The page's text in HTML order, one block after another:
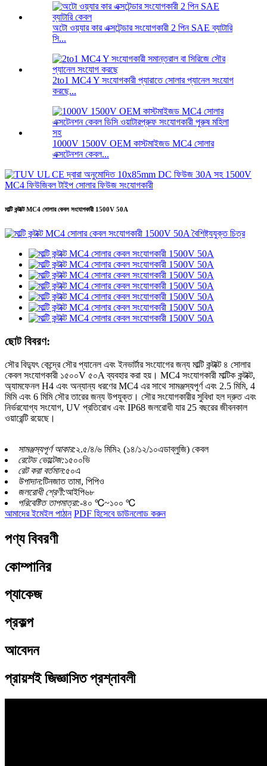
অটো ওয়্যার কার এক্সটেন্ডার সংযোগকারী 2 পিন SAE ব্যাটারি
সি...
2to1 MC4 Y সংযোগকারী প্যারাতে সোলার প্যানেল সংযোগ
করছে...
1000V 1500V OEM কাস্টমাইজড MC4 সোলার
এক্সটেনশন কেবল...
মাল্টি কন্টাক্ট MC4 সোলার কেবল সংযোগকারী 1500V 50A
ছোট বিবরণ:
সৌর বিদ্যুৎ কেন্দ্রে সৌর প্যানেল এবং ইনভার্টার সংযোগের জন্য মাল্টি কন্টাক্ট ৪ সোলার
কেবল সংযোগকারী ১৫০০V ৫০A ব্যবহার করা হয়। MC4 সংযোগকারী মাল্টিক কন্টাক্ট,
অ্যামফেনল H4 এবং অন্যান্য ধরণের MC4 এর সাথে সামঞ্জস্যপূর্ণ এবং 2.5 মিমি, 4
মিমি এবং 6 মিমি সৌর তারের জন্য উপযুক্ত। সৌর সংযোগকারীর সুবিধা হল দ্রুত এবং
নির্ভরযোগ্য সংযোগ, UV প্রতিরোধ এবং IP68 জলরোধী যার 25 বছরের জীবনকাল
ওয়ারেন্টি রয়েছে।
সামঞ্জস্যপূর্ণ আকার:২.৫/৪/৬ মিমি২ (১৪/১২/১০এডাব্লুজি) কেবল
রেটেড ভোল্টেজ:১৫০০ভি
রেট করা বর্তমান:৫০এ
উপাদান:টিনজাত তামা, পিপিও
জলরোধী শ্রেণী:আইপি৬৮
পরিবেষ্টিত তাপমাত্রা:-৪০ ℃~১০০ ℃
আমাদের ইমেইল পাঠান PDF হিসেবে ডাউনলোড করুন
পণ্য বিবরণী
কোম্পানির
প্যাকেজ
প্রকল্প
আবেদন
প্রায়শই জিজ্ঞাসিত প্রশ্নাবলী